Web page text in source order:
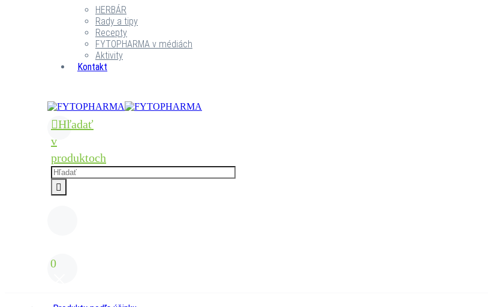
HERBÁR
Rady a tipy
Recepty
FYTOPHARMA v médiách
Aktivity
Kontakt
Hľadať
v
produktoch
0